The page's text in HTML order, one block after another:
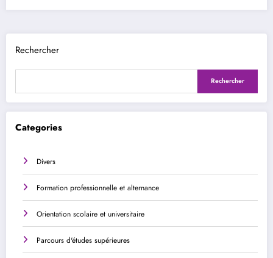
Rechercher
Rechercher
Categories
Divers
Formation professionnelle et alternance
Orientation scolaire et universitaire
Parcours d'études supérieures